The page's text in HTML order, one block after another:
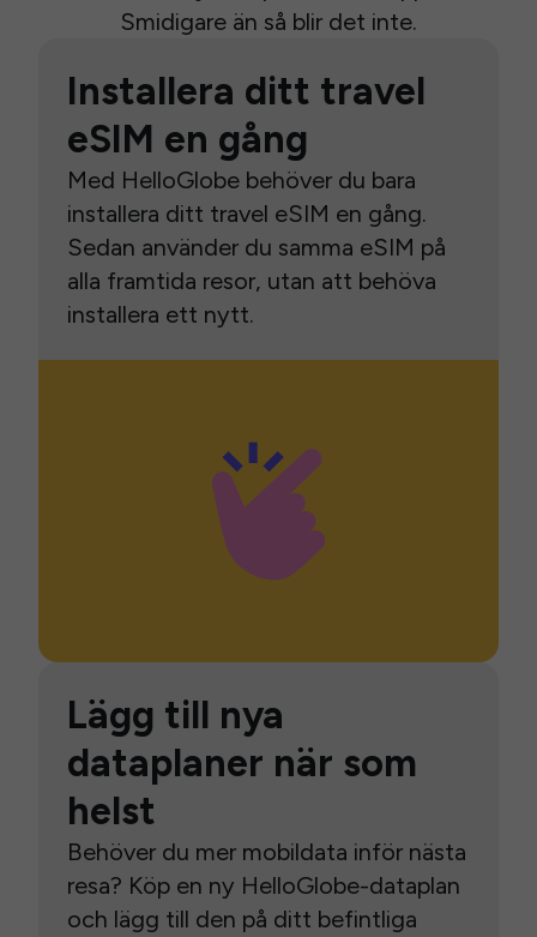
Smidigare än så blir det inte.
Installera ditt travel
eSIM en gång
Med HelloGlobe behöver du bara
installera ditt travel eSIM en gång.
Sedan använder du samma eSIM på
alla framtida resor, utan att behöva
installera ett nytt.
Lägg till nya
dataplaner när som
helst
Behöver du mer mobildata inför nästa
resa? Köp en ny HelloGlobe-dataplan
och lägg till den på ditt befintliga